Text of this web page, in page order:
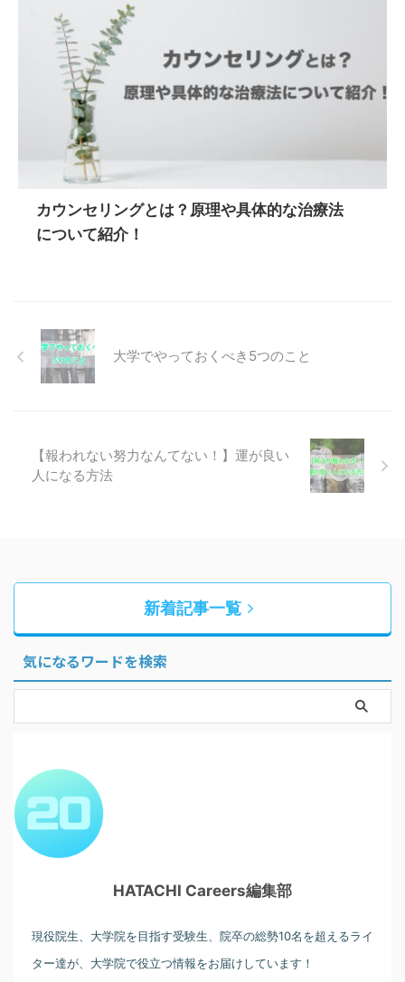
カウンセリングとは？原理や具体的な治療法
について紹介！
大学でやっておくべき5つのこと
【報われない努力なんてない！】運が良い
人になる方法
新着記事一覧
気になるワードを検索
HATACHI Careers編集部
現役院生、大学院を目指す受験生、院卒の総勢10名を超えるライ
ター達が、大学院で役立つ情報をお届けしています！